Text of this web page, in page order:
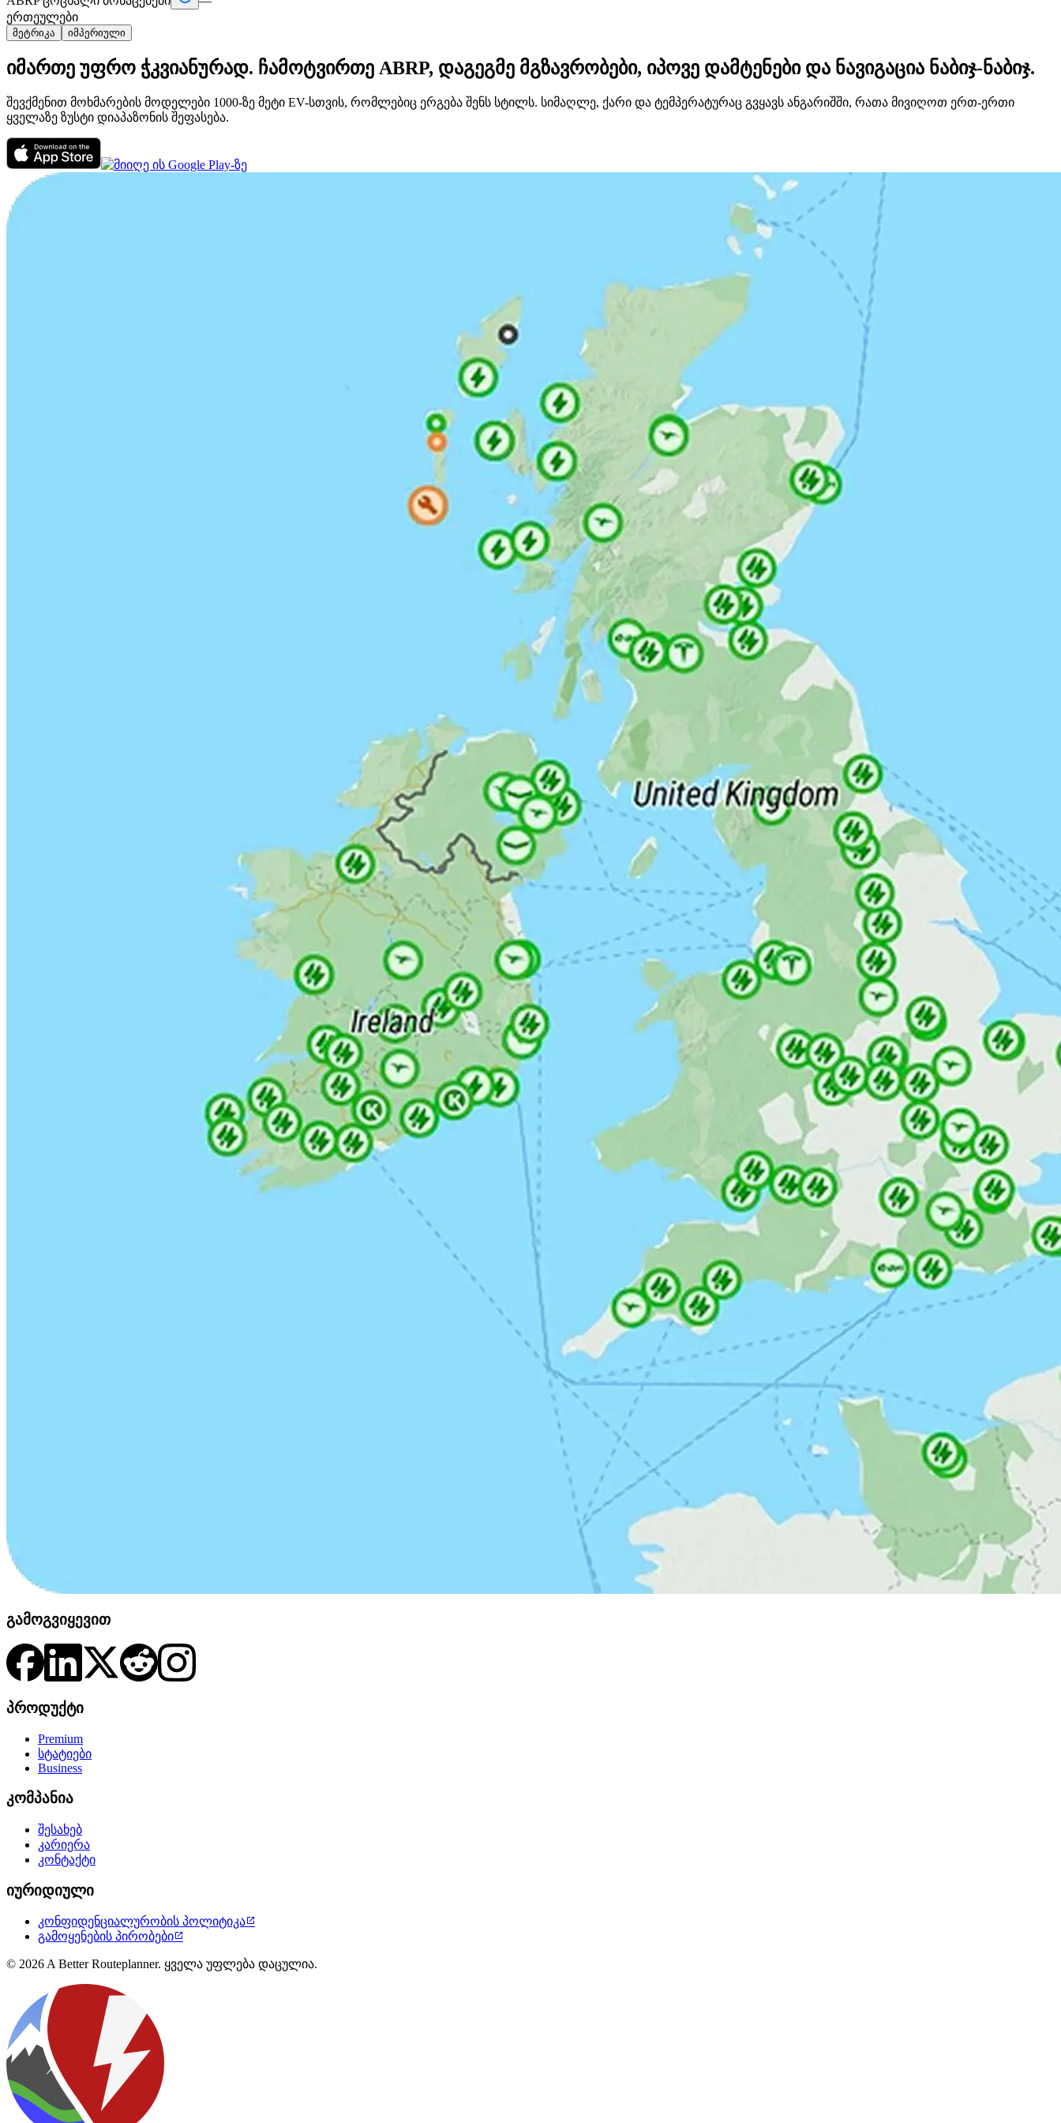
ერთეულები
მეტრიკა იმპერიული
იმართე უფრო ჭკვიანურად. ჩამოტვირთე ABRP, დაგეგმე მგზავრობები, იპოვე დამტენები და ნავიგაცია ნაბიჯ-ნაბიჯ.
შევქმენით მოხმარების მოდელები 1000-ზე მეტი EV-სთვის, რომლებიც ერგება შენს სტილს. სიმაღლე, ქარი და ტემპერატურაც გვყავს ანგარიშში, რათა მივიღოთ ერთ-ერთი
ყველაზე ზუსტი დიაპაზონის შეფასება.
გამოგვიყევით
პროდუქტი
Premium
სტატიები
Business
კომპანია
შესახებ
კარიერა
კონტაქტი
იურიდიული
კონფიდენციალურობის პოლიტიკა
გამოყენების პირობები
© 2026 A Better Routeplanner. ყველა უფლება დაცულია.